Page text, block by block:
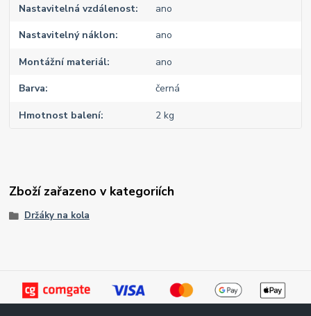
Nastavitelná vzdálenost ano
Nastavitelný náklon ano
Montážní materiál ano
Barva černá
Hmotnost balení 2 kg
Zboží zařazeno v kategoriích
Držáky na kola